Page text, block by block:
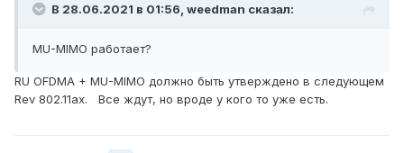
В 28.06.2021 в 01:56, weedman сказал:
MU-MIMO работает?
RU OFDMA + MU-MIMO должно быть утверждено в следующем
Rev 802.11ax. Все ждут, но вроде у кого то уже есть.